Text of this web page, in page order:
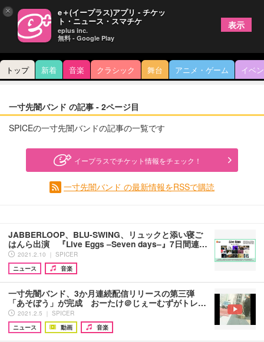
トップ 新着 音楽 クラシック 舞台 アニメ・ゲーム イベ
一寸先闇バンド の記事 - 2ページ目
SPICEの一寸先闇バンドの記事の一覧です
イープラスでチケット情報をチェック！
一寸先闇バンド の最新情報をRSSで購読
JABBERLOOP、BLU-SWING、リュックと添い寝ご
はんら出演 『Live Eggs –Seven days–』7日間連…
2021.2.10 ｜ SPICER
ニュース
音楽
一寸先闇バンド、3か月連続配信リリースの第三弾
「あそぼう」が完成 おーたけ＠じぇーむずがトレ…
2021.2.5 ｜ SPICER
ニュース
動画 音楽
× e＋(イープラス)アプリ - チケッ
ト・ニュース・スマチケ
eplus inc.
無料 - Google Play
表示